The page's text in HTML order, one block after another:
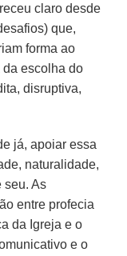
claro desde
que,
forma ao
da escolha do
disruptiva,
já, apoiar essa
naturalidade,
seu. As
entre profecia
da Igreja e o
e o